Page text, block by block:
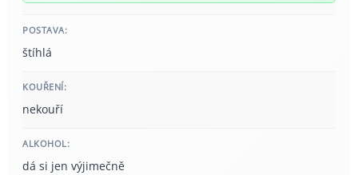
POSTAVA:
štíhlá
KOUŘENÍ:
nekouří
ALKOHOL:
dá si jen výjimečně